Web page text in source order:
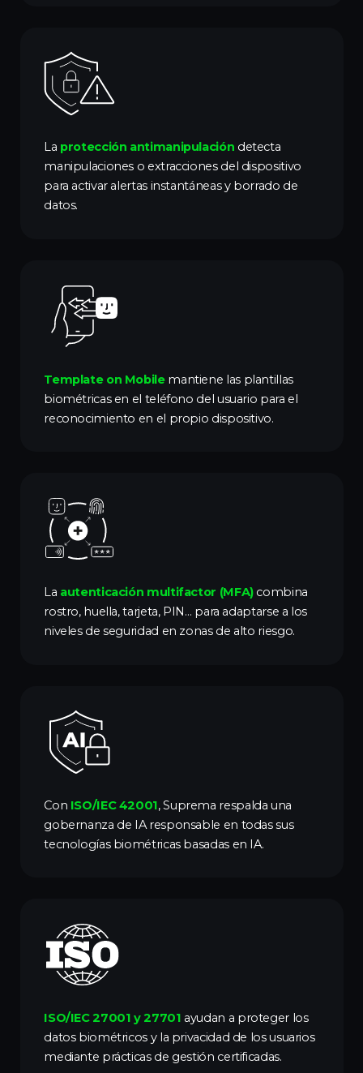
La protección antimanipulación detecta
manipulaciones o extracciones del dispositivo
para activar alertas instantáneas y borrado de
datos.
Template on Mobilemantiene las plantillas
biométricas en el teléfono del usuario para el
reconocimiento en el propio dispositivo.
La autenticación multifactor (MFA)combina
rostro, huella, tarjeta, PIN… para adaptarse a los
niveles de seguridad en zonas de alto riesgo.
Con ISO/IEC 42001, Suprema respalda una
gobernanza de IA responsable en todas sus
tecnologías biométricas basadas en IA.
ISO/IEC 27001 y 27701 ayudan a proteger los
datos biométricos y la privacidad de los usuarios
mediante prácticas de gestión certificadas.